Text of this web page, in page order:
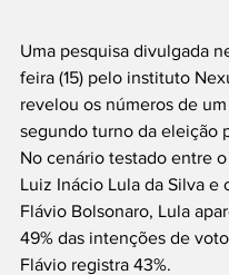
Uma pesquisa divulgada
feira (15) pelo instituto
revelou os números de
segundo turno da eleição
No cenário testado entre
Luiz Inácio Lula da Silva e
Flávio Bolsonaro, Lula
49% das intenções de
Flávio registra 43%.